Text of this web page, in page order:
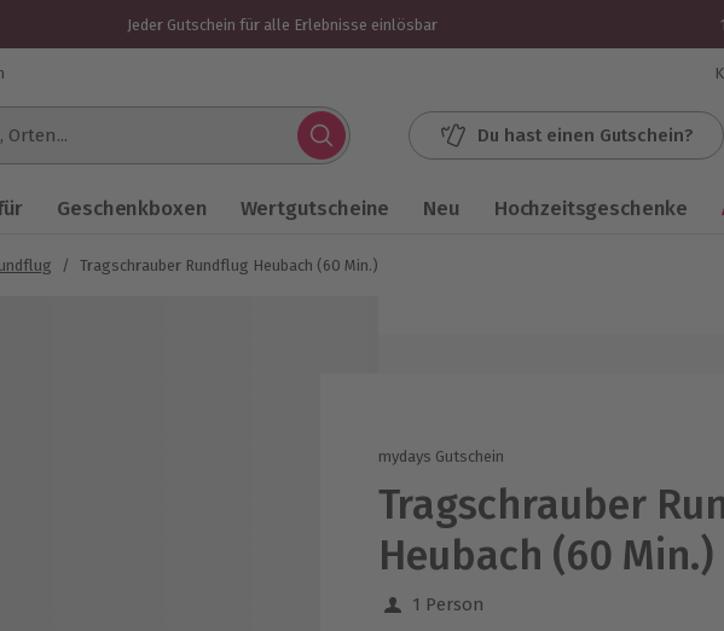
Jeder Gutschein für alle Erlebnisse einlösbar
Du hast einen Gutschein?
Geschenkboxen Wertgutscheine Neu Hochzeitsgeschenke
/ Tragschrauber Rundflug Heubach (60 Min.)
mydays Gutschein
Tragschrauber
Heubach (60 Min.)
1 Person